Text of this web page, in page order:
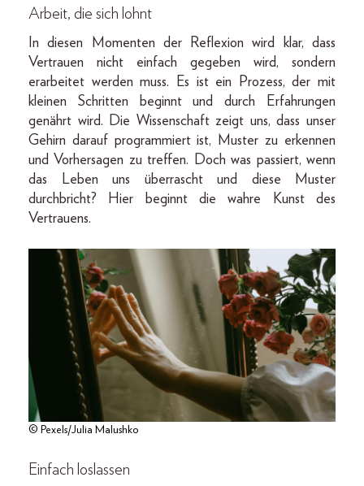
Arbeit, die sich lohnt
In diesen Momenten der Reflexion wird klar, dass
Vertrauen nicht einfach gegeben wird, sondern
erarbeitet werden muss. Es ist ein Prozess, der mit
kleinen Schritten beginnt und durch Erfahrungen
genährt wird. Die Wissenschaft zeigt uns, dass unser
Gehirn darauf programmiert ist, Muster zu erkennen
und Vorhersagen zu treffen. Doch was passiert, wenn
das Leben uns überrascht und diese Muster
durchbricht? Hier beginnt die wahre Kunst des
Vertrauens.
© Pexels/Julia Malushko
Einfach loslassen